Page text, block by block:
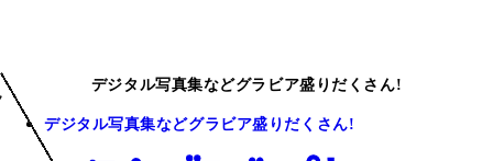
デジタル写真集などグラビア盛りだくさん!
デジタル写真集などグラビア盛りだくさん!